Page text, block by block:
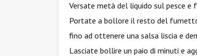
Versate metà del liquido sul pesce
Portate a bollore il resto del
fino ad ottenere una salsa liscia e
Lasciate bollire un paio di minuti e